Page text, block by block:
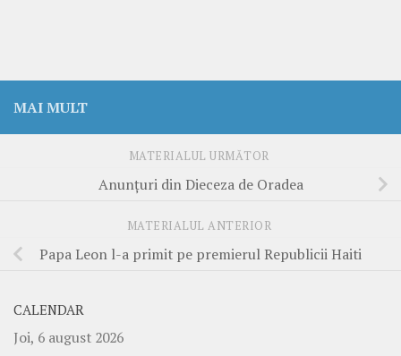
MAI MULT
MATERIALUL URMĂTOR
Anunțuri din Dieceza de Oradea
MATERIALUL ANTERIOR
Papa Leon l-a primit pe premierul Republicii Haiti
CALENDAR
Joi, 6 august 2026